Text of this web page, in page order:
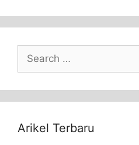
Search
for:
Arikel Terbaru